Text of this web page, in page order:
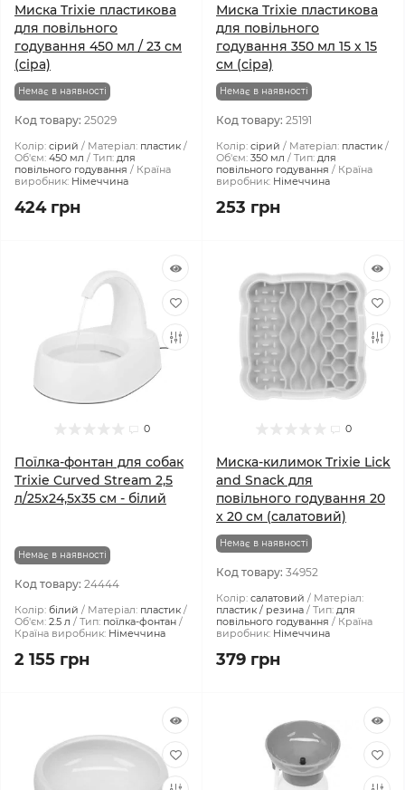
Миска Trixie пластикова
для повільного
годування 450 мл / 23 см
(сіра)
Немає в наявності
Код товару: 25029
Колір: сірий Матеріал: пластик
Об'єм: 450 мл Тип: для
повільного годування
Країна
виробник: Німеччина
424 грн
Миска Trixie пластикова
для повільного
годування 350 мл 15 х 15
см (сіра)
Немає в наявності
Код товару: 25191
Колір: сірий Матеріал: пластик
Об'єм: 350 мл Тип: для
повільного годування
Країна
виробник: Німеччина
253 грн
0
Поїлка-фонтан для собак
Trixie Curved Stream 2,5
л/25х24,5х35 см - білий
Немає в наявності
Код товару: 24444
Колір: білий Матеріал: пластик
Об'єм: 2.5 л Тип: поїлка-фонтан
Країна виробник: Німеччина
2 155 грн
0
Миска-килимок Trixie Lick
and Snack для
повільного годування 20
х 20 см (салатовий)
Немає в наявності
Код товару: 34952
Колір: салатовий
Матеріал:
пластик / резина
Тип: для
повільного годування
Країна
виробник: Німеччина
379 грн